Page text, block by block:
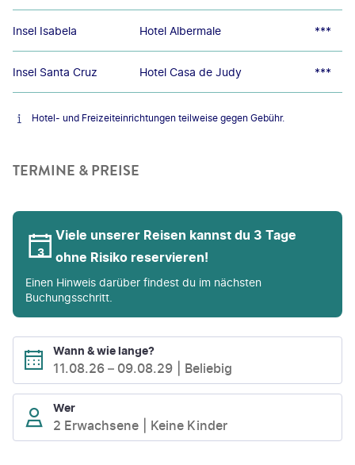
Insel Isabela Hotel Albermale ***
Insel Santa Cruz Hotel Casa de Judy ***
Hotel- und Freizeiteinrichtungen teilweise gegen Gebühr.
TERMINE & PREISE
Viele unserer Reisen kannst du 3 Tage
ohne Risiko reservieren!
Einen Hinweis darüber findest du im nächsten
Buchungsschritt.
Wann & wie lange?
11.08.26 – 09.08.29 Beliebig
Wer
2 Erwachsene Keine Kinder